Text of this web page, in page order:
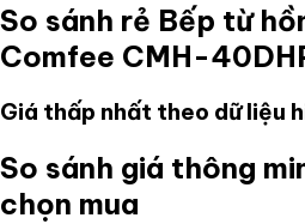
So sánh rẻ Bếp từ
Comfee CMH-
Giá thấp nhất theo dữ liệu
So sánh giá thông
chọn mua